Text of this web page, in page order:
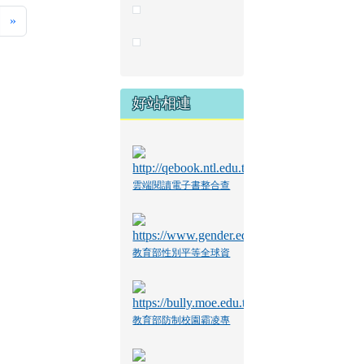
頁
»最後頁
好站相連
雲端閱讀電子書整合查
教育部性別平等全球資
教育部防制校園霸凌專